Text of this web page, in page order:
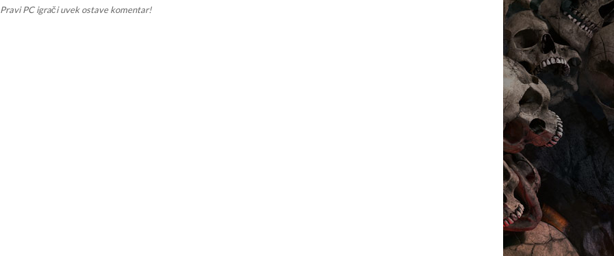
Pravi PC igrači uvek ostave komentar!